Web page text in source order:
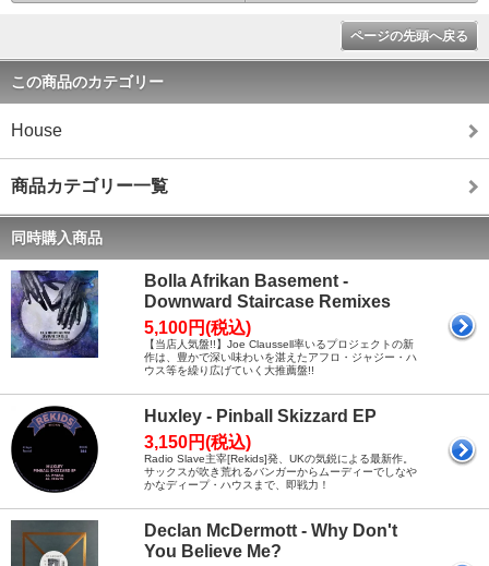
ページの先頭へ戻る
この商品のカテゴリー
House
商品カテゴリー一覧
同時購入商品
Bolla Afrikan Basement -
Downward Staircase Remixes
5,100円(税込)
【当店人気盤!!】Joe Claussell率いるプロジェクトの新
作は、豊かで深い味わいを湛えたアフロ・ジャジー・ハ
ウス等を繰り広げていく大推薦盤!!
Huxley - Pinball Skizzard EP
3,150円(税込)
Radio Slave主宰[Rekids]発、UKの気鋭による最新作。
サックスが吹き荒れるバンガーからムーディーでしなや
かなディープ・ハウスまで、即戦力！
Declan McDermott - Why Don't
You Believe Me?